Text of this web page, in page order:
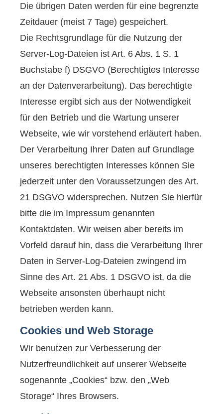
Die übrigen Daten werden für eine begrenzte
Zeitdauer (meist 7 Tage) gespeichert.
Die Rechtsgrundlage für die Nutzung der
Server-Log-Dateien ist Art. 6 Abs. 1 S. 1
Buchstabe f) DSGVO (Berechtigtes Interesse
an der Datenverarbeitung). Das berechtigte
Interesse ergibt sich aus der Notwendigkeit
für den Betrieb und die Wartung unserer
Webseite, wie wir vorstehend erläutert haben.
Der Verarbeitung Ihrer Daten auf Grundlage
unseres berechtigten Interesses können Sie
jederzeit unter den Voraussetzungen des Art.
21 DSGVO widersprechen. Nutzen Sie hierfür
bitte die im Impressum genannten
Kontaktdaten. Wir weisen aber bereits im
Vorfeld darauf hin, dass die Verarbeitung Ihrer
Daten in Server-Log-Dateien zwingend im
Sinne des Art. 21 Abs. 1 DSGVO ist, da die
Webseite ansonsten überhaupt nicht
betrieben werden kann.
Cookies und Web Storage
Wir benutzen zur Verbesserung der
Nutzerfreundlichkeit auf unserer Webseite
sogenannte „Cookies“ bzw. den „Web
Storage“ Ihres Browsers.